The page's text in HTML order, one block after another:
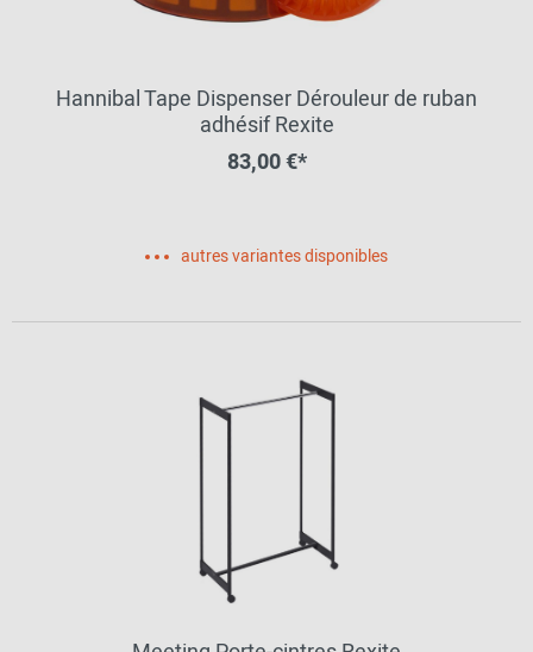
Hannibal Tape Dispenser Dérouleur de ruban
adhésif Rexite
83,00 €*
autres variantes disponibles